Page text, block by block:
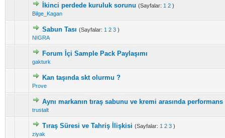
İkinci perdede kuruluk sorunu (Sayfalar: 1 2 )
Bilge_Kagan
Sabun Tası (Sayfalar: 1 2 3 )
NIGRA
Forum İçi Sample Pack Paylaşımı
gakturk
Kan taşında skt olurmu ?
Prove
Aynı markanın tıraş sabunu ve kremi arasında
trustalt
Tıraş Süresi ve Tahriş İlişkisi (Sayfalar: 1 2 3 )
ziyak